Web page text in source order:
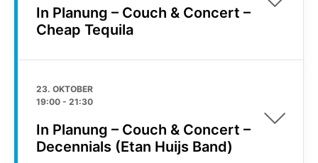
In Planung – Couch & Concert –
Cheap Tequila
23. OKTOBER
19:00 - 21:30
In Planung – Couch & Concert –
Decennials (Etan Huijs Band)